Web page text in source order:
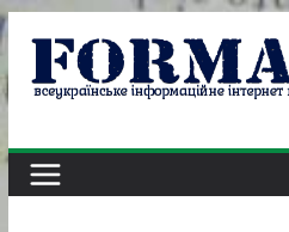
Skip
content